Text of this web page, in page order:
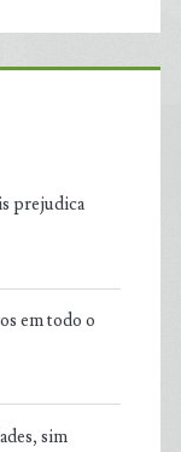
prejudica
em todo o
sim